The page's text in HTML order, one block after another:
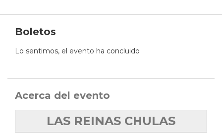
Boletos
Lo sentimos, el evento ha concluido
Acerca del evento
LAS REINAS CHULAS